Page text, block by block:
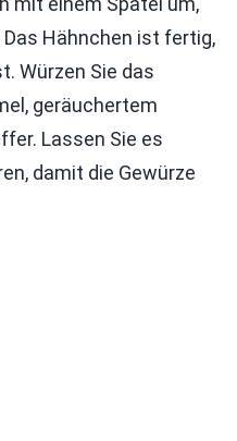
Hähnchen ist fertig,
Würzen Sie das
geräuchertem
Lassen Sie es
damit die Gewürze